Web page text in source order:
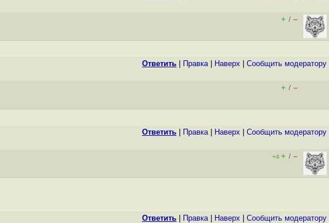
+ / –
Ответить Правка| Наверх Cообщить модератору
+ / –
Ответить Правка| Наверх Cообщить модератору
+4 + / –
Ответить Правка| Наверх Cообщить модератору